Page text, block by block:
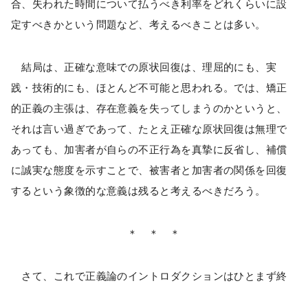
合、失われた時間について払うべき利率をどれくらいに設
定すべきかという問題など、考えるべきことは多い。
結局は、正確な意味での原状回復は、理屈的にも、実
践・技術的にも、ほとんど不可能と思われる。では、矯正
的正義の主張は、存在意義を失ってしまうのかというと、
それは言い過ぎであって、たとえ正確な原状回復は無理で
あっても、加害者が自らの不正行為を真摯に反省し、補償
に誠実な態度を示すことで、被害者と加害者の関係を回復
するという象徴的な意義は残ると考えるべきだろう。
＊ ＊ ＊
さて、これで正義論のイントロダクションはひとまず終